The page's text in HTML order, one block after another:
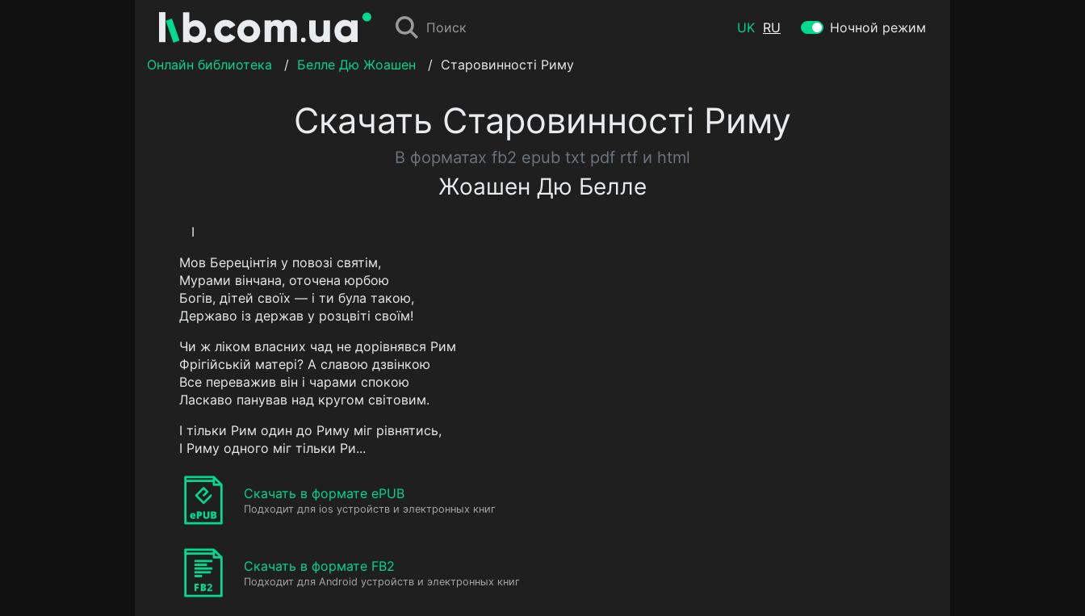
Поиск UK RU Ночной режим
Онлайн библиотека / Белле Дю Жоашен / Старовинності Риму
Скачать Старовинності Риму
В форматах fb2 epub txt pdf rtf и html
Жоашен Дю Белле
I
Мов Берецінтія у повозі святім,
Мурами вінчана, оточена юрбою
Богів, дітей своїх — і ти була такою,
Державо із держав у розцвіті своїм!
Чи ж ліком власних чад не дорівнявся Рим
Фрігійській матері? А славою дзвінкою
Все переважив він і чарами спокою
Ласкаво панував над кругом світовим.
I тільки Рим один до Риму міг рівнятись,
I Риму одного міг тільки Ри...
Скачать в формате ePUB
Подходит для ios устройств и электронных книг
Скачать в формате FB2
Подходит для Android устройств и электронных книг